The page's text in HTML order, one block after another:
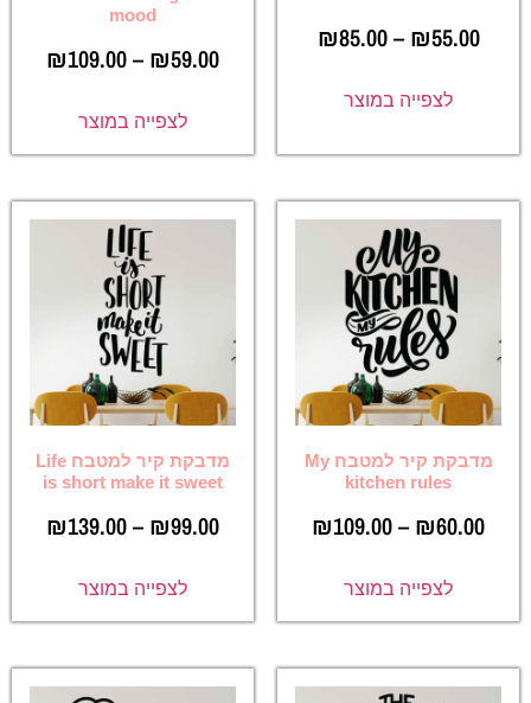
₪55.00
–
₪85.00
לצפייה במוצר
mood
₪59.00
–
₪109.00
לצפייה במוצר
מדבקת קיר למטבח My
kitchen rules
₪60.00
–
₪109.00
לצפייה במוצר
מדבקת קיר למטבח Life
is short make it sweet
₪99.00
–
₪139.00
לצפייה במוצר